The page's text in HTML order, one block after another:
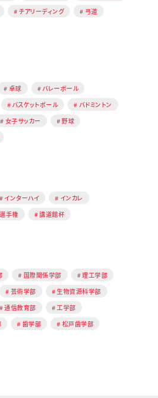
チアリーディング
弓道
卓球
バレーボール
バスケットボール
バドミントン
女子サッカー
野球
インターハイ
インカレ
手権 講道館杯
国際関係学部
理工学部
芸術学部
生物資源科学部
通信教育部
工学部
歯学部
松戸歯学部